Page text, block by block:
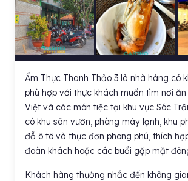
Ẩm Thực Thanh Thảo 3 là nhà hàng có
phù hợp với thực khách muốn tìm nơi ăn
Việt và các món tiệc tại khu vực Sóc
có khu sân vườn, phòng máy lạnh, khu
đỗ ô tô và thực đơn phong phú, thích
đoàn khách hoặc các buổi gặp mặt
Khách hàng thường nhắc đến không